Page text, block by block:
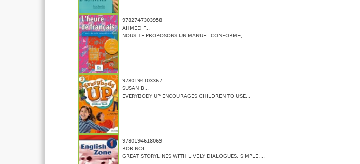
9782747303958
AHMED F...
NOUS TE PROPOSONS UN MANUEL CONFORME,...
9780194103367
SUSAN B...
EVERYBODY UP ENCOURAGES CHILDREN TO USE...
9780194618069
ROB NOL...
GREAT STORYLINES WITH LIVELY DIALOGUES. SIMPLE,...